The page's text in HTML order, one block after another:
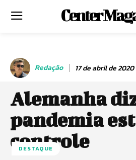
Center
Redação 17 de abril de 2020
Alemanha
pandemia
controle
DESTAQUE